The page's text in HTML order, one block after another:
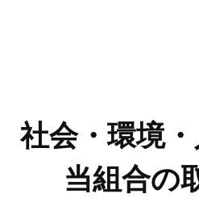
社会・環境
当組合の